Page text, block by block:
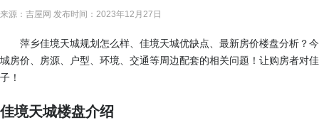
来源：吉屋网 发布时间：2023年12月27日
萍乡佳境天城规划怎么样、佳境天城优缺点、最新房价楼盘分析？
城房价、房源、户型、环境、交通等周边配套的相关问题！让购房者对
子！
佳境天城楼盘介绍